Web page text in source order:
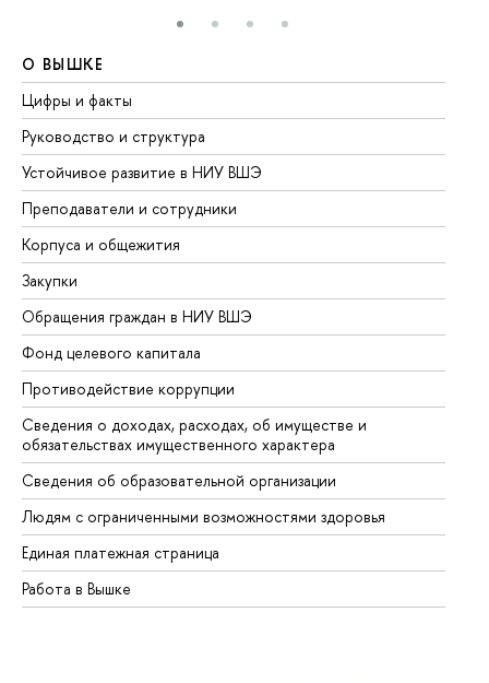
О ВЫШКЕ
Цифры и факты
Руководство и структура
Устойчивое развитие в НИУ ВШЭ
Преподаватели и сотрудники
Корпуса и общежития
Закупки
Обращения граждан в НИУ ВШЭ
Фонд целевого капитала
Противодействие коррупции
Сведения о доходах, расходах, об имуществе и
обязательствах имущественного характера
Сведения об образовательной организации
Людям с ограниченными возможностями здоровья
Единая платежная страница
Работа в Вышке